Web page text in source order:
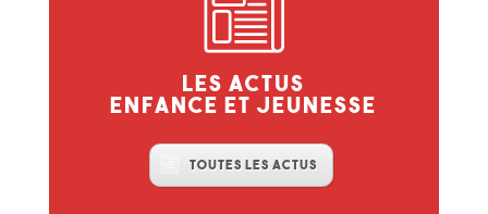
Les actus
enfance et jeunesse
Toutes les actus